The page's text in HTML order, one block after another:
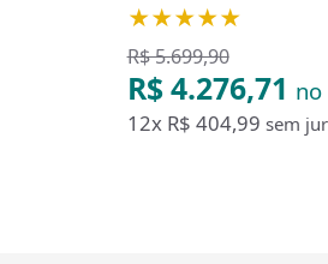
★★★★★
R$ 5.699,90
R$ 4.276,71 no
12x R$ 404,99 sem